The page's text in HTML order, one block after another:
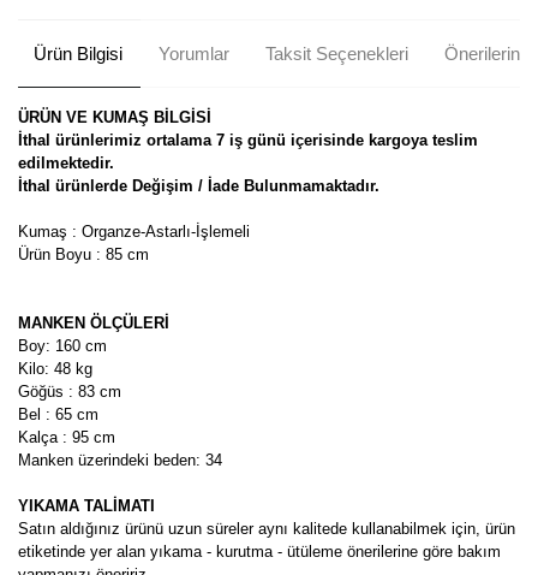
Ürün Bilgisi Yorumlar Taksit Seçenekleri Önerileriniz
ÜRÜN VE KUMAŞ BİLGİSİ
İthal ürünlerimiz ortalama 7 iş günü içerisinde kargoya teslim
edilmektedir.
İthal ürünlerde Değişim / İade Bulunmamaktadır.
Kumaş : Organze-Astarlı-İşlemeli
Ürün Boyu : 85 cm
MANKEN ÖLÇÜLERİ
Boy: 160 cm
Kilo: 48 kg
Göğüs : 83 cm
Bel : 65 cm
Kalça : 95 cm
Manken üzerindeki beden: 34
YIKAMA TALİMATI
Satın aldığınız ürünü uzun süreler aynı kalitede kullanabilmek için, ürün
etiketinde yer alan yıkama - kurutma - ütüleme önerilerine göre bakım